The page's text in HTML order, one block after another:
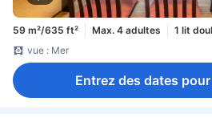
59 m²/635 ft² Max. 4 adultes
1 lit
vue : Mer
Entrez des dates